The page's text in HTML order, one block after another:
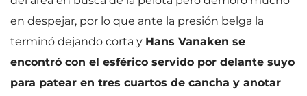
en despejar, por lo que ante la presión belga la
terminó dejando corta y Hans Vanaken se
encontró con el esférico servido por delante suyo
para patear en tres cuartos de cancha y anotar